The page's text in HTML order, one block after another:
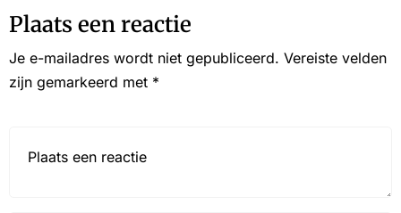
Plaats een reactie
Je e-mailadres wordt niet gepubliceerd. Vereiste velden
zijn gemarkeerd met *